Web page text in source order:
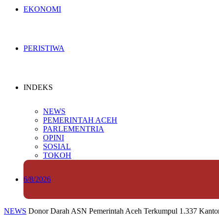
EKONOMI
PERISTIWA
INDEKS
NEWS
PEMERINTAH ACEH
PARLEMENTRIA
OPINI
SOSIAL
TOKOH
6/8/2026
NEWS Donor Darah ASN Pemerintah Aceh Terkumpul 1.337